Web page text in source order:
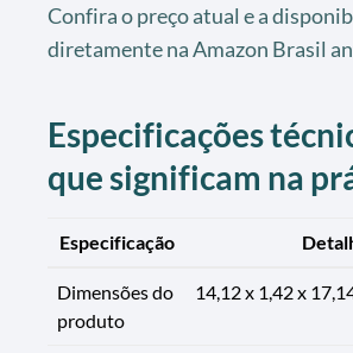
Confira o preço atual e a
diretamente na Amazon Brasil
Especificações
que significam na
Especificação
Dimensões do
produto
14,12 x 1,42 x